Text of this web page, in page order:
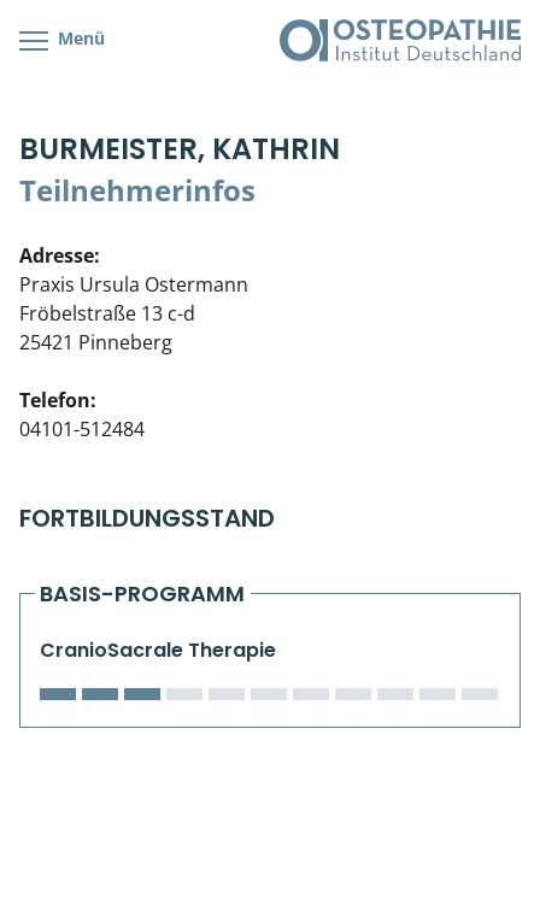
Menü
BURMEISTER, KATHRIN
Teilnehmerinfos
Adresse:
Praxis Ursula Ostermann
Fröbelstraße 13 c-d
25421 Pinneberg
Telefon:
04101-512484
FORTBILDUNGSSTAND
BASIS-PROGRAMM
CranioSacrale Therapie
Cranial/Neurale Osteopathie
Parietale Osteopathie
Viszerale Osteopathie
Klinische & Praktische Kurse
Live Online-Kurse
Kursorte mit Kursangeboten
Bonus-Programm
Veranstaltungsticket DB
Wissenswertes
Teilnehmerliste
Stellenbörse
Soziales Engagement